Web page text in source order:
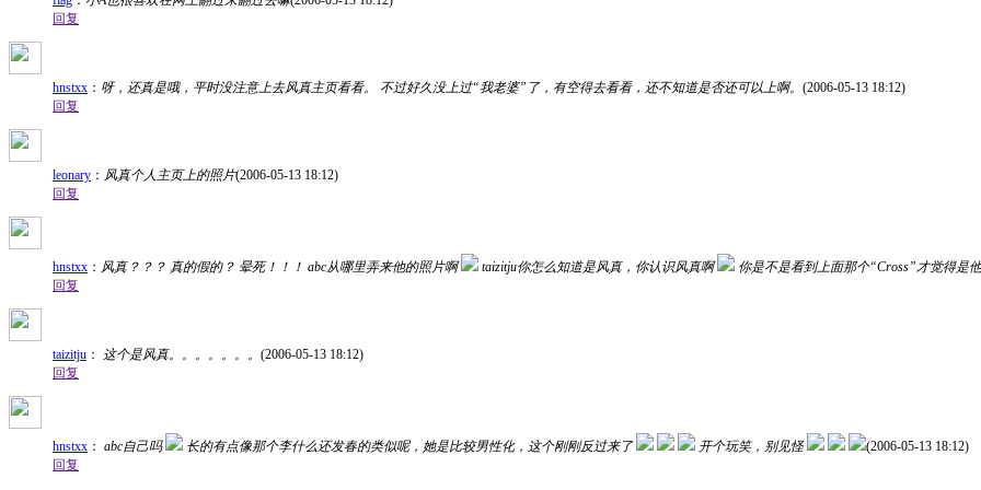
回复
hnstxx ： 呀，还真是哦，平时没注意上去风真主页看看。 不过好久没上过“我老婆”了，有空得去看看，还不知道是否还可以上啊。 (2006-05-13 18:12)
回复
leonary ： 风真个人主页上的照片(2006-05-13 18:12)
回复
hnstxx ： 风真？？？ 真的假的？ 晕死！！！ abc从哪里弄来他的照片啊 taizitju你怎么知道是风真，你认识风真啊
你是不是看到上面那个“Cross”才觉得是
回复
taizitju ： 这个是风真。。。。。。。 (2006-05-13 18:12)
回复
hnstxx ： abc自己吗 长的有点像那个李什么还发春的类似呢，她是比较男性化，这个刚刚反过来了 开个玩笑，别见怪
(2006-05-13 18:12)
回复